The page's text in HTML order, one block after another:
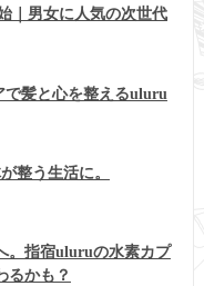
｜男女に人気の次世代
で髪と心を整えるuluru
整う生活に。
。指宿uluruの水素カプ
るかも？